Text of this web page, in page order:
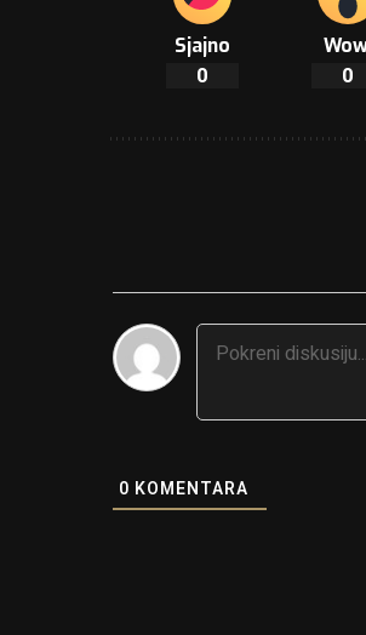
Sjajno
0 0
0 KOMENTARA